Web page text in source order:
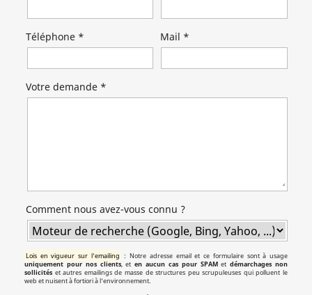
Téléphone * Mail *
Votre demande *
Comment nous avez-vous connu ?
Lois en vigueur sur l'emailing : Notre adresse email et ce formulaire sont à usage
uniquement pour nos clients, eten aucun cas pour SPAMetdémarchages non
sollicités et autres emailings de masse de structures peu scrupuleuses qui polluent le
web et nuisent à fortiori à l'environnement.